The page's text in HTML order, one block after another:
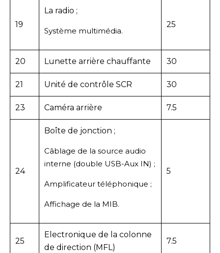
19
La radio ;
Système multimédia.
25
20 Lunette arrière chauffante 30
21 Unité de contrôle SCR 30
23 Caméra arrière 7.5
24
Boîte de jonction ;
Câblage de la source audio
interne (double USB-Aux IN) ;
Amplificateur téléphonique ;
Affichage de la MIB.
5
25
Electronique de la colonne
de direction (MFL)
7.5